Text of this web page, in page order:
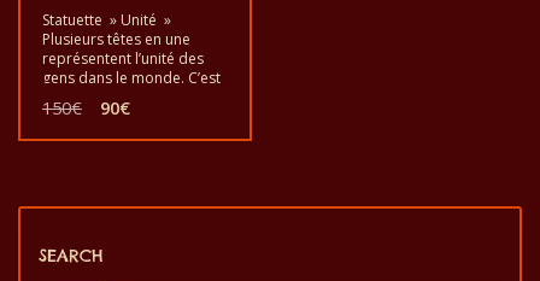
Statuette » Unité »
Plusieurs têtes en une
représentent l’unité des
gens dans le monde. C’est
peut poser des objets
dessus comme support
150€ Le
initial
90€Le
actuel
SEARCH